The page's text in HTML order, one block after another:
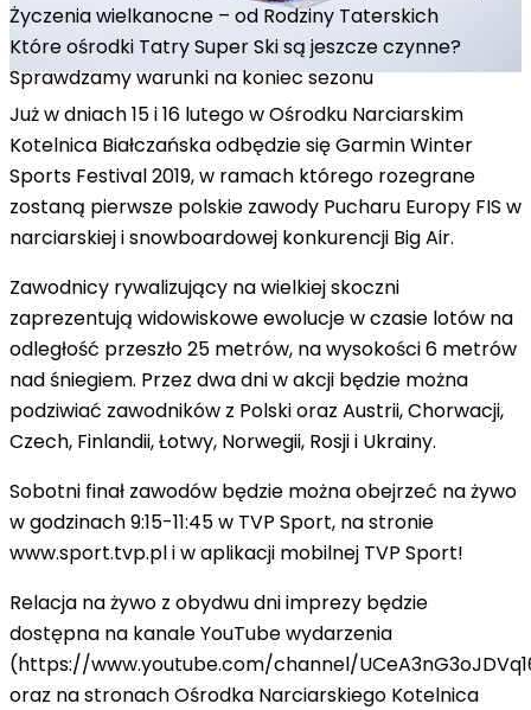
Życzenia wielkanocne – od Rodziny Taterskich
Które ośrodki Tatry Super Ski są jeszcze czynne?
Sprawdzamy warunki na koniec sezonu
Już w dniach 15 i 16 lutego w Ośrodku Narciarskim
Kotelnica Białczańska odbędzie się Garmin Winter
Sports Festival 2019, w ramach którego rozegrane
zostaną pierwsze polskie zawody Pucharu Europy FIS w
narciarskiej i snowboardowej konkurencji Big Air.
Zawodnicy rywalizujący na wielkiej skoczni
zaprezentują widowiskowe ewolucje w czasie lotów na
odległość przeszło 25 metrów, na wysokości 6 metrów
nad śniegiem. Przez dwa dni w akcji będzie można
podziwiać zawodników z Polski oraz Austrii, Chorwacji,
Czech, Finlandii, Łotwy, Norwegii, Rosji i Ukrainy.
Sobotni finał zawodów będzie można obejrzeć na żywo
w godzinach 9:15-11:45 w TVP Sport, na stronie
www.sport.tvp.pl i w aplikacji mobilnej TVP Sport!
Relacja na żywo z obydwu dni imprezy będzie
dostępna na kanale YouTube wydarzenia
(https://www.youtube.com/channel/
oraz na stronach Ośrodka Narciarskiego Kotelnica